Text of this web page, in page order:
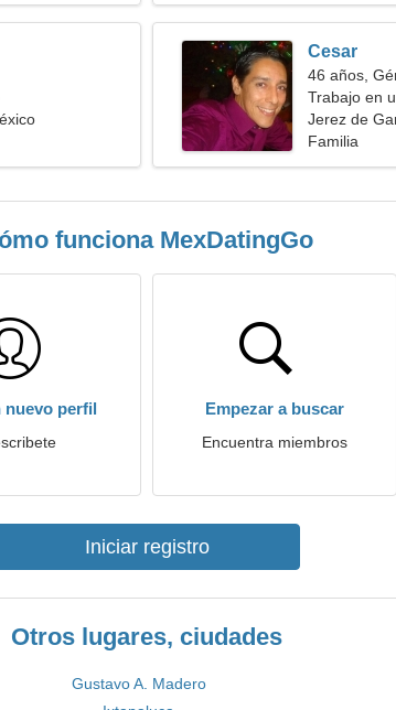
Cesar
46 años,
Trabajo en
necesito
Jerez de
Familia
funciona MexDatingGo
nuevo perfil Empezar a buscar
Encuentra miembros
Iniciar registro
Otros lugares, ciudades
Gustavo A. Madero